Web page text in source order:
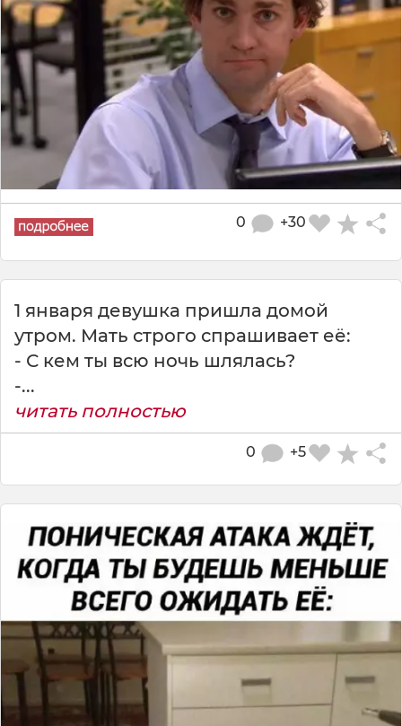
+30
0
1 января девушка пришла домой
утром. Мать строго спрашивает её:
- С кем ты всю ночь шлялась?
-...
читать полностью
+5
0